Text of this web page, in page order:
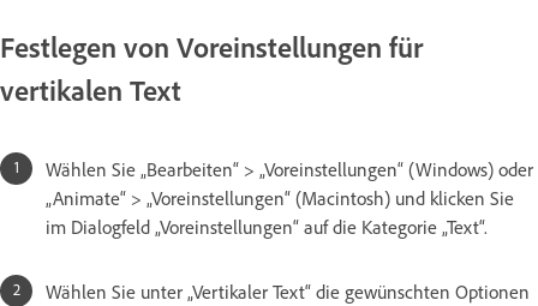
Festlegen von Voreinstellungen für
vertikalen Text
Wählen Sie „Bearbeiten“ > „Voreinstellungen“ (Windows) oder
„Animate“ > „Voreinstellungen“ (Macintosh) und klicken Sie
im Dialogfeld „Voreinstellungen“ auf die Kategorie „Text“.
Wählen Sie unter „Vertikaler Text“ die gewünschten Optionen